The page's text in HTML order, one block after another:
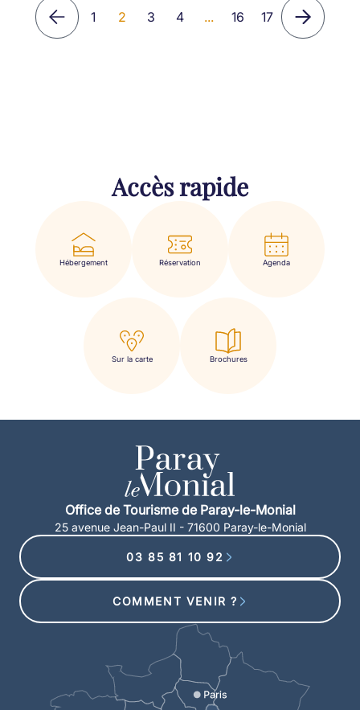
1 2 3 4 ... 16 17
Accès rapide
Hébergement Réservation Agenda
Sur la carte Brochures
Office de Tourisme de Paray-le-Monial
25 avenue Jean-Paul II - 71600 Paray-le-Monial
03 85 81 10 92
COMMENT VENIR ?